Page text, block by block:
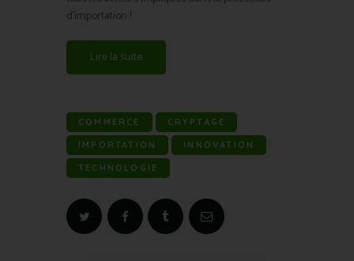
d’importation !
Lire la suite
COMMERCE CRYPTAGE
IMPORTATION INNOVATION
TECHNOLOGIE